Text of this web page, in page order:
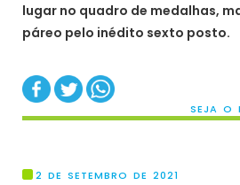
lugar no quadro de medalhas,
páreo pelo inédito sexto posto.
SEJA O
2 DE SETEMBRO DE 2021